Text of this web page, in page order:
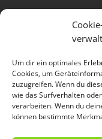
Um dir ein optimales
Cookies, um
zuzugreifen. Wenn du
wie das Surfverhalten
verarbeiten. Wenn du
können bestimmte